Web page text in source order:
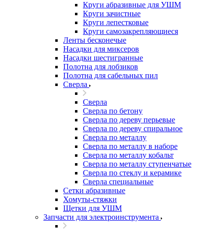
Круги абразивные для УШМ
Круги зачистные
Круги лепестковые
Круги самозакрепляющиеся
Ленты бесконечые
Насадки для миксеров
Насадки шестигранные
Полотна для лобзиков
Полотна для сабельных пил
Сверла
Сверла
Сверла по бетону
Сверла по дереву перьевые
Сверла по дереву спиральное
Сверла по металлу
Сверла по металлу в наборе
Сверла по металлу кобальт
Сверла по металлу ступенчатые
Сверла по стеклу и керамике
Сверла специальные
Сетки абразивные
Хомуты-стяжки
Щетки для УШМ
Запчасти для электроинструмента